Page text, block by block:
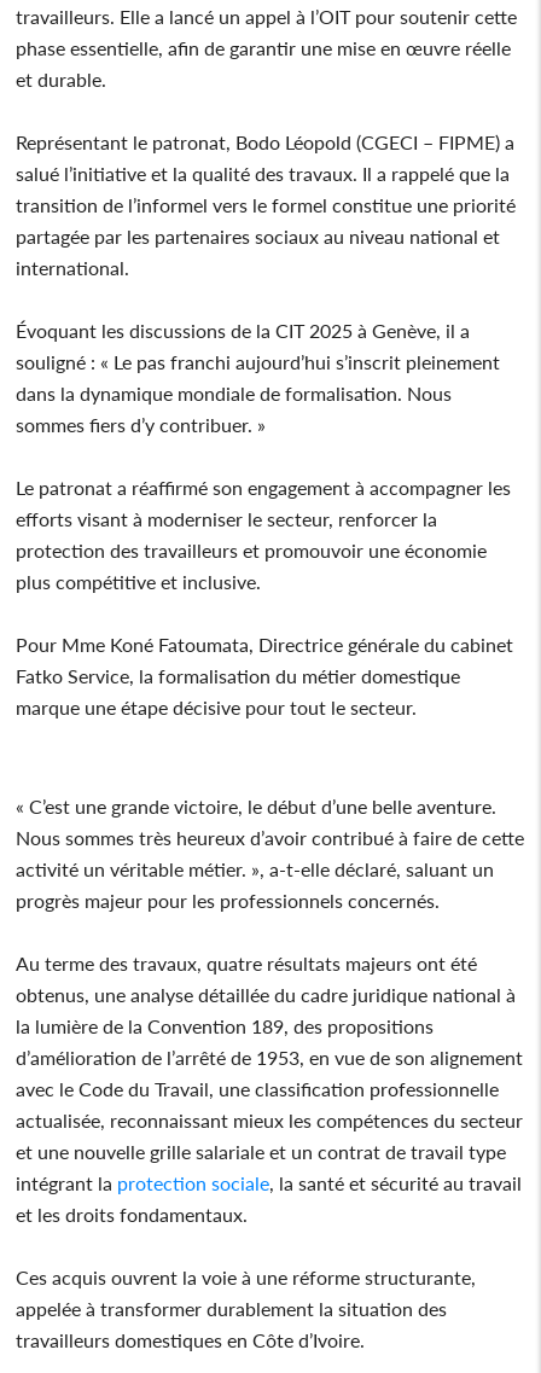
travailleurs. Elle a lancé un appel à l’OIT pour soutenir cette
phase essentielle, afin de garantir une mise en œuvre réelle
et durable.
Représentant le patronat, Bodo Léopold (CGECI – FIPME) a
salué l’initiative et la qualité des travaux. Il a rappelé que la
transition de l’informel vers le formel constitue une priorité
partagée par les partenaires sociaux au niveau national et
international.
Évoquant les discussions de la CIT 2025 à Genève, il a
souligné : « Le pas franchi aujourd’hui s’inscrit pleinement
dans la dynamique mondiale de formalisation. Nous
sommes fiers d’y contribuer. »
Le patronat a réaffirmé son engagement à accompagner les
efforts visant à moderniser le secteur, renforcer la
protection des travailleurs et promouvoir une économie
plus compétitive et inclusive.
Pour Mme Koné Fatoumata, Directrice générale du cabinet
Fatko Service, la formalisation du métier domestique
marque une étape décisive pour tout le secteur.
« C’est une grande victoire, le début d’une belle aventure.
Nous sommes très heureux d’avoir contribué à faire de cette
activité un véritable métier. », a-t-elle déclaré, saluant un
progrès majeur pour les professionnels concernés.
Au terme des travaux, quatre résultats majeurs ont été
obtenus, une analyse détaillée du cadre juridique national à
la lumière de la Convention 189, des propositions
d’amélioration de l’arrêté de 1953, en vue de son alignement
avec le Code du Travail, une classification professionnelle
actualisée, reconnaissant mieux les compétences du secteur
et une nouvelle grille salariale et un contrat de travail type
intégrant la protection sociale , la santé et sécurité au travail
et les droits fondamentaux.
Ces acquis ouvrent la voie à une réforme structurante,
appelée à transformer durablement la situation des
travailleurs domestiques en Côte d’Ivoire.